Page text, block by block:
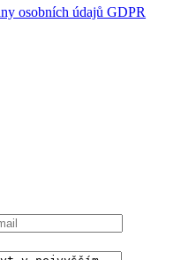
osobních údajů GDPR